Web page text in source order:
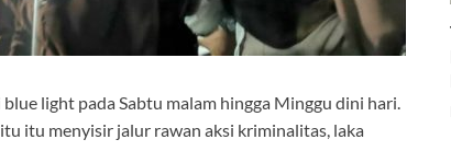
light pada Sabtu malam hingga Minggu dini hari.
itu menyisir jalur rawan aksi kriminalitas, laka